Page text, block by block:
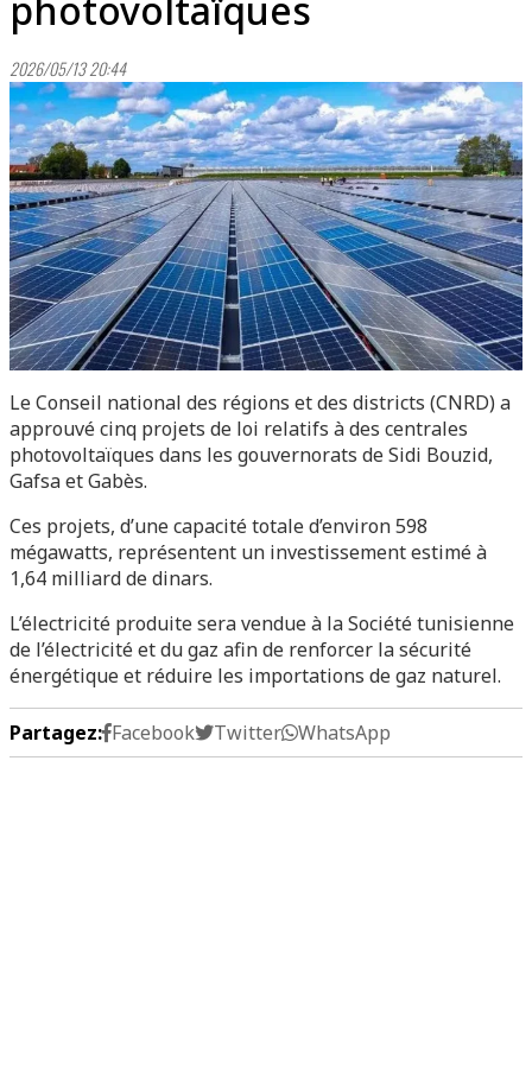
2026/05/13 20:44
Le Conseil national des régions et des districts (CNRD) a
approuvé cinq projets de loi relatifs à des centrales
photovoltaïques dans les gouvernorats de Sidi Bouzid,
Gafsa et Gabès.
Ces projets, d’une capacité totale d’environ 598
mégawatts, représentent un investissement estimé à
1,64 milliard de dinars.
L’électricité produite sera vendue à la Société tunisienne
de l’électricité et du gaz afin de renforcer la sécurité
énergétique et réduire les importations de gaz naturel.
Partagez: Facebook Twitter WhatsApp